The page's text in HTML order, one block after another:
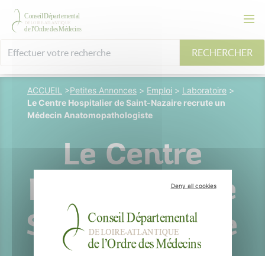
RECHERCHER
ACCUEIL >Petites Annonces > Emploi > Laboratoire >
Le Centre Hospitalier de Saint-Nazaire recrute un
Médecin Anatomopathologiste
Le Centre
Hospitalier de
Saint-Nazaire
Deny all cookies